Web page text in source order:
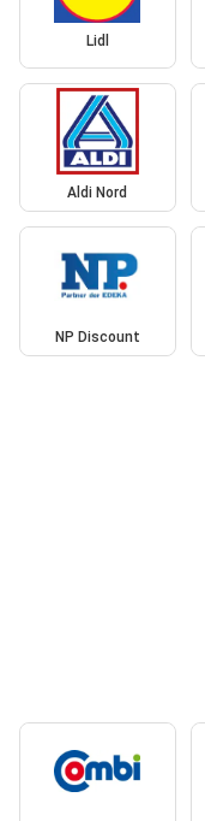
Lidl
Aldi Nord
NP Discount